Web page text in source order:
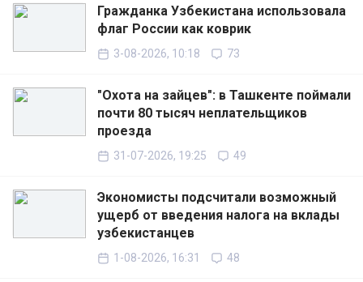
Гражданка Узбекистана использовала
флаг России как коврик
3-08-2026, 10:18 73
"Охота на зайцев": в Ташкенте поймали
почти 80 тысяч неплательщиков
проезда
31-07-2026, 19:25 49
Экономисты подсчитали возможный
ущерб от введения налога на вклады
узбекистанцев
1-08-2026, 16:31 48